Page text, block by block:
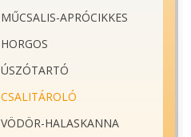
MŰCSALIS-APRÓCIKKES
HORGOS
ÚSZÓTARTÓ
CSALITÁROLÓ
VÖDÖR-HALASKANNA